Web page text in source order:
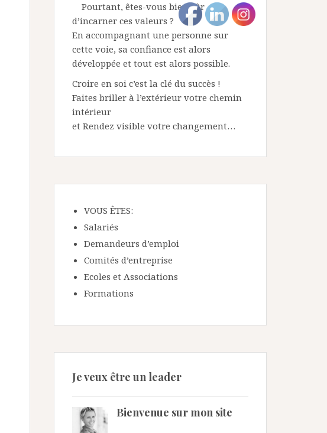
Pourtant, êtes-vous bien sûr
d’incarner ces valeurs ?
En accompagnant une personne sur
cette voie, sa confiance est alors
développée et tout est alors possible.
Croire en soi c’est la clé du succès !
Faites briller à l’extérieur votre chemin
intérieur
et Rendez visible votre changement…
VOUS ÊTES:
Salariés
Demandeurs d’emploi
Comités d’entreprise
Ecoles et Associations
Formations
Je veux être un leader
Bienvenue sur mon site